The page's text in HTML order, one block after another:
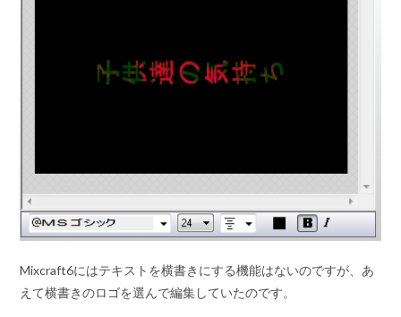
Mixcraft6にはテキストを横書きにする機能はないのですが、あ
えて横書きのロゴを選んで編集していたのです。